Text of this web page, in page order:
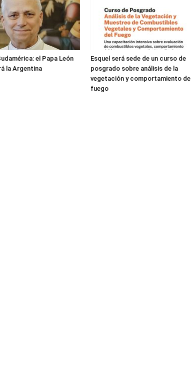
el Papa León
la Argentina
Esquel será sede de un curso de
posgrado sobre análisis de la
vegetación y comportamiento del
fuego